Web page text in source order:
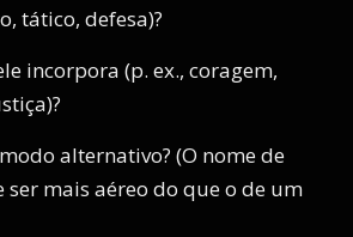
tático, defesa)?
incorpora (p. ex., coragem,
alternativo? (O nome de
mais aéreo do que o de um